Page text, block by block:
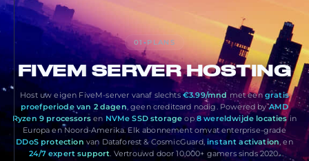
01 -PLANS
FIVEM SERVER HOSTING
Host uw eigen FiveM-server vanaf slechts€3.99/mnd met eengratis
proefperiode van 2 dagen, geen creditcard nodig. Powered byAMD
Ryzen 9 processorsen NVMe SSD storage op8 wereldwijde locatiesin
Europa en Noord-Amerika. Elk abonnement omvat enterprise-grade
DDoS protection van Dataforest & CosmicGuard,instant activation, en
24/7 expert support. Vertrouwd door 10,000+ gamers sinds 2020.